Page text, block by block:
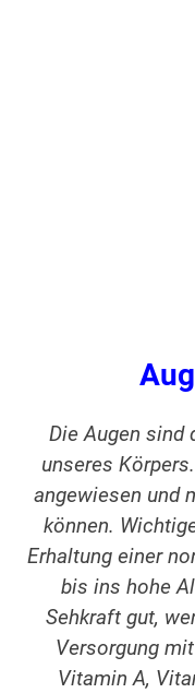
Die Augen sind
unseres
angewiesen und
können.
Erhaltung einer
bis ins hohe
Sehkraft gut,
Versorgung
Vitamin A,